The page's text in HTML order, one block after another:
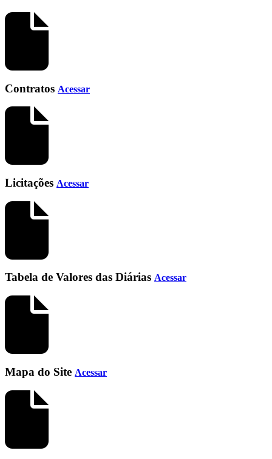
Contratos Acessar
Licitações Acessar
Tabela de Valores das Diárias Acessar
Mapa do Site Acessar